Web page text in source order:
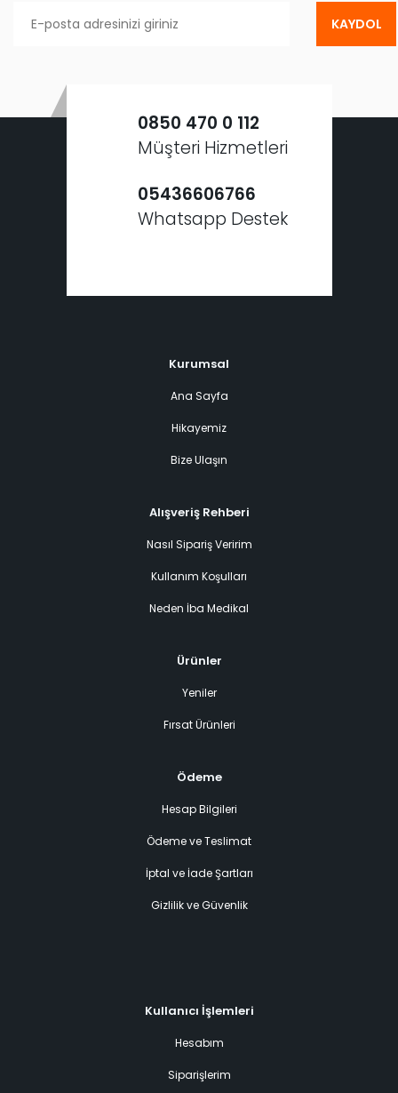
KAYDOL
0850 470 0 112
Müşteri Hizmetleri
05436606766
Whatsapp Destek
Kurumsal
Ana Sayfa
Hikayemiz
Bize Ulaşın
Alışveriş Rehberi
Nasıl Sipariş Veririm
Kullanım Koşulları
Neden İba Medikal
Ürünler
Yeniler
Fırsat Ürünleri
Ödeme
Hesap Bilgileri
Ödeme ve Teslimat
İptal ve İade Şartları
Gizlilik ve Güvenlik
Kullanıcı İşlemleri
Hesabım
Siparişlerim